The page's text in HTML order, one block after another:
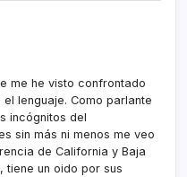
me he visto confrontado
lenguaje. Como parlante
incógnitos del
sin más ni menos me veo
de California y Baja
tiene un oido por sus